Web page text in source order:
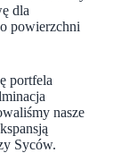
dla
powierzchni
portfela
nasze
Syców.